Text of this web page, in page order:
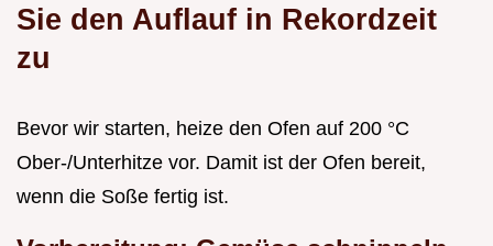
Sie den Auflauf in Rekordzeit
zu
Bevor wir starten, heize den Ofen auf 200 °C
Ober-/Unterhitze vor. Damit ist der Ofen bereit,
wenn die Soße fertig ist.